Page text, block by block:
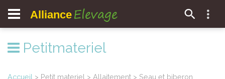
Alliance Elevage
Petitmateriel
Accueil > Petit materiel > Allaitement > Seau et biberon